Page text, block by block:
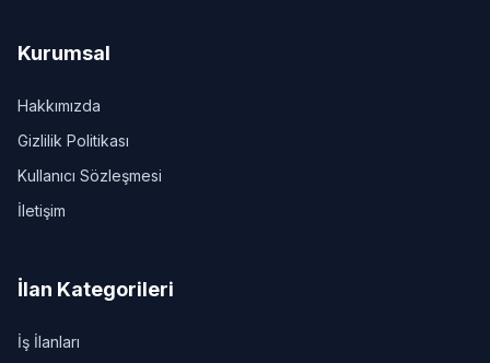
Kurumsal
Hakkımızda
Gizlilik Politikası
Kullanıcı Sözleşmesi
İletişim
İlan Kategorileri
İş İlanları